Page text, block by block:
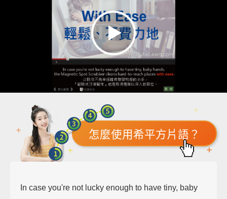
怎麼使用希平方片語？
In case you're not lucky enough to have tiny, baby